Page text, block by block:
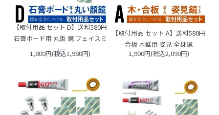
【取付用品 セット D】送料580円
石膏ボード用 丸型 鏡 フェイスミ
ラー
1,800円(税込1,980円)
【取付用品 セット A】送料580円
合板 木壁用 姿見 全身鏡
1,900円(税込2,090円)